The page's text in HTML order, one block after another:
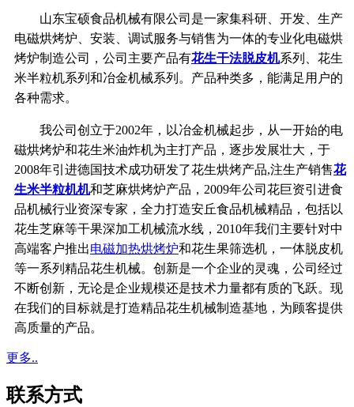
山东宝硕食品机械有限公司是一家集科研、开发、生产
电磁烘烤炉、安装、调试服务与销售为一体的专业化电磁烘
烤炉制造公司，公司主要产品有花生干法脱皮机系列、花生
米半粒机系列和冶金机械系列。产品种类多，能满足用户的
各种需求。
我公司创立于2002年，以冶金机械起步，从一开始的电
磁烘烤炉和花生米油炸机为主打产品，逐步发展壮大，于
2008年引进德国技术成功研发了花生烘烤产品,注生产销售花
生米半粒机机和芝麻烘烤炉产品，2009年公司花巨资引进食
品机械行业资深专家，全力打造安丘食品机械精品，包括以
花生芝麻等干果深加工机械流水线，2010年我们主要针对中
高端客户推出电磁加热烘烤炉和花生果筛选机，一体脱皮机
等一系列精品花生机械。创新是一个企业的灵魂，公司经过
不断创新，无论是企业规模还是技术力量都有质的飞跃。现
在我们的目标就是打造精品花生机械制造基地，为顾客提供
高质量的产品。
更多..
联系方式